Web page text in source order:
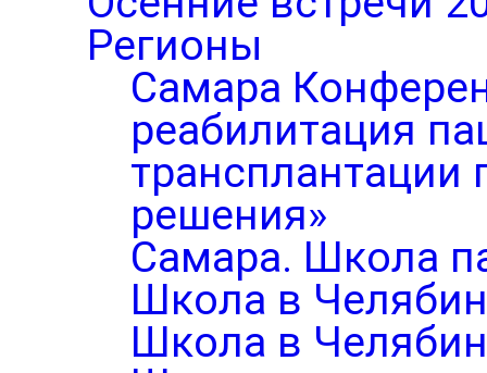
Регионы
Самара
реабилитация
трансплантации
решения»
Самара. Школа
Школа в
Школа в